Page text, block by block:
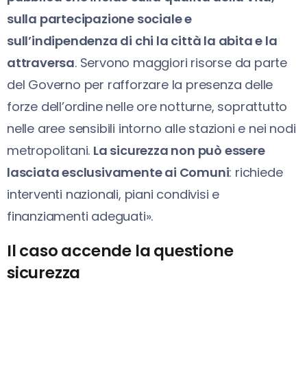
sulla partecipazione sociale e
sull’indipendenza di chi la città la abita e la
attraversa. Servono maggiori risorse da parte
del Governo per rafforzare la presenza delle
forze dell’ordine nelle ore notturne, soprattutto
nelle aree sensibili intorno alle stazioni e nei nodi
metropolitani. La sicurezza non può essere
lasciata esclusivamente ai Comuni: richiede
interventi nazionali, piani condivisi e
finanziamenti adeguati».
Il caso accende la questione
sicurezza